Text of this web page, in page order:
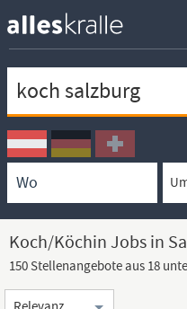
Ortssuche
Umkreissuche
Arbeitsform
Koch/Köchin Jobs in
150 Stellenangebote aus 18
Sortierung